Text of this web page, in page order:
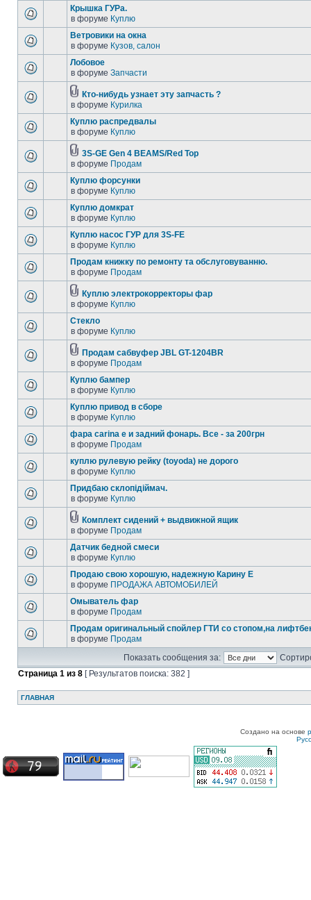
Крышка ГУРа.
в форуме Куплю
Ветровики на окна
в форуме Кузов, салон
Лобовое
в форуме Запчасти
Кто-нибудь узнает эту запчасть ?
в форуме Курилка
Куплю распредвалы
в форуме Куплю
3S-GE Gen 4 BEAMS/Red Top
в форуме Продам
Куплю форсунки
в форуме Куплю
Куплю домкрат
в форуме Куплю
Куплю насос ГУР для 3S-FE
в форуме Куплю
Продам книжку по ремонту та обслуговуванню.
в форуме Продам
Куплю электрокорректоры фар
в форуме Куплю
Стекло
в форуме Куплю
Продам сабвуфер JBL GT-1204BR
в форуме Продам
Куплю бампер
в форуме Куплю
Куплю привод в сборе
в форуме Куплю
фара carina e и задний фонарь. Все - за 200грн
в форуме Продам
куплю рулевую рейку (toyoda) не дорого
в форуме Куплю
Придбаю склопідіймач.
в форуме Куплю
Комплект сидений + выдвижной ящик
в форуме Продам
Датчик бедной смеси
в форуме Куплю
Продаю свою хорошую, надежную Карину Е
в форуме ПРОДАЖА АВТОМОБИЛЕЙ
Омыватель фар
в форуме Продам
Продам оригинальный спойлер ГТИ со стопом,на
в форуме Продам
Показать сообщения за:
Страница 1 из 8 [ Результатов поиска: 382 ]
ГЛАВНАЯ
Создано на основе